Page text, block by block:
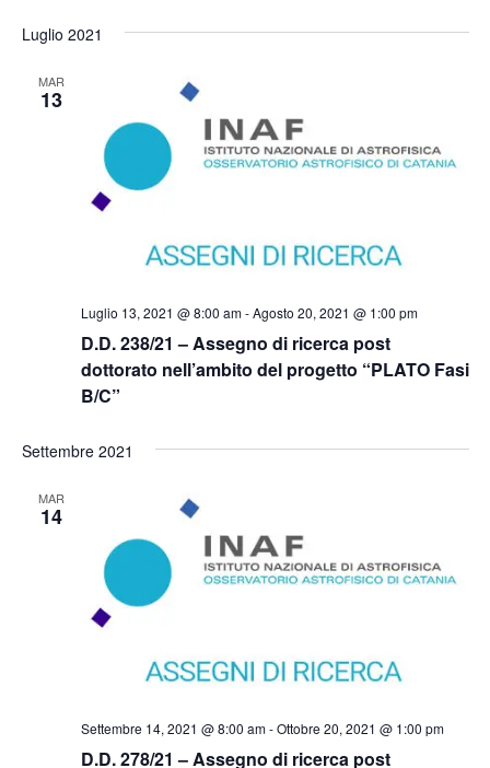
Luglio 2021
MAR
13
D.D. 238/21 – Assegno di ricerca post
dottorato nell’ambito del progetto “PLATO Fasi
B/C”
Luglio 13, 2021 @ 8:00 am-Agosto 20, 2021 @ 1:00 pm
Settembre 2021
MAR
14
D.D. 278/21 – Assegno di ricerca post
Settembre 14, 2021 @ 8:00 am-Ottobre 20, 2021 @ 1:00 pm